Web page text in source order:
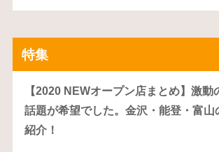
特集
【2020 NEWオープン店まとめ】激動
話題が希望でした。金沢・能登・富山
紹介！